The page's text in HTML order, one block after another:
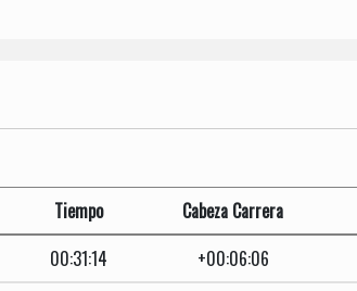
Tiempo Cabeza Carrera
00:31:14 +00:06:06